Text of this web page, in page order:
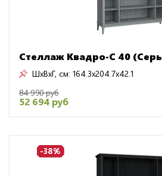
Стеллаж Квадро-С 40
ШxВxГ, см: 164.3x204.7x42.1
84 990 руб
52 694 руб
-38%